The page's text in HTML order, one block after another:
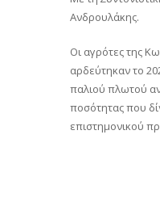
Ανδρουλάκης.
Οι αγρότες της
αρδεύτηκαν το
παλιού πλωτού
ποσότητας που
επιστημονικού